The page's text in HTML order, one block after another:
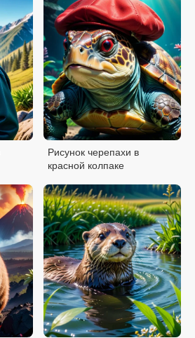
Рисунок черепахи в
красной колпаке